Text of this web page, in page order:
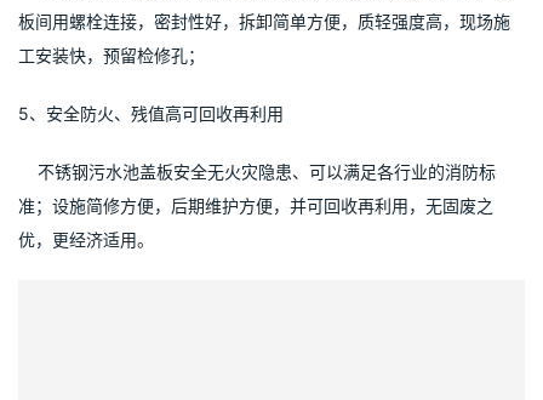
板间用螺栓连接，密封性好，拆卸简单方便，质轻强度高，现场施
工安装快，预留检修孔；
5、安全防火、残值高可回收再利用
不锈钢污水池盖板安全无火灾隐患、可以满足各行业的消防标
准；设施简修方便，后期维护方便，并可回收再利用，无固废之
优，更经济适用。